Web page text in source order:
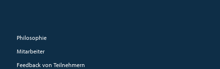
Philosophie
Mitarbeiter
Feedback von Teilnehmern